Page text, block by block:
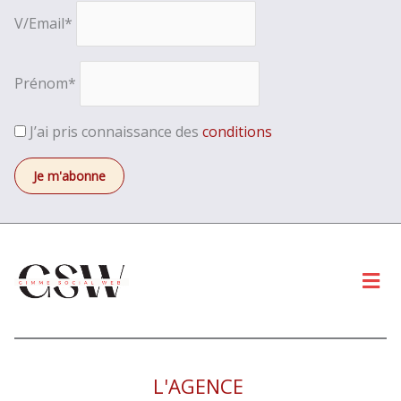
V/Email*
Prénom*
J’ai pris connaissance des conditions
L'AGENCE